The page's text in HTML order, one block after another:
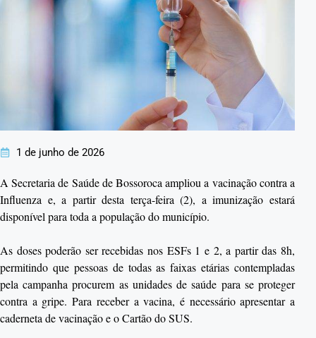
1 de junho de 2026
A Secretaria de Saúde de Bossoroca ampliou a vacinação contra a
Influenza e, a partir desta terça-feira (2), a imunização estará
disponível para toda a população do município.
As doses poderão ser recebidas nos ESFs 1 e 2, a partir das 8h,
permitindo que pessoas de todas as faixas etárias contempladas
pela campanha procurem as unidades de saúde para se proteger
contra a gripe. Para receber a vacina, é necessário apresentar a
caderneta de vacinação e o Cartão do SUS.